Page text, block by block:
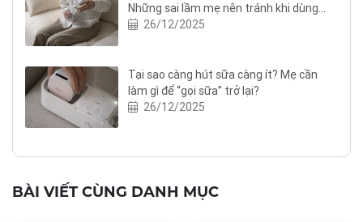
Những sai lầm mẹ nên tránh khi dùng
máy hút sữa
26/12/2025
Tại sao càng hút sữa càng ít? Mẹ cần
làm gì để “gọi sữa” trở lại?
26/12/2025
BÀI VIẾT CÙNG DANH MỤC